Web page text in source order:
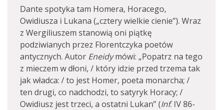
Dante spotyka tam Homera, Horacego,
Owidiusza i Lukana („cztery wielkie cienie”). Wraz
z Wergiliuszem stanowią oni piątkę
podziwianych przez Florentczyka poetów
antycznych. Autor Eneidymówi: „Popatrz na tego
z mieczem w dłoni, / który idzie przed trzema tak
jak władca: / to jest Homer, poeta monarcha; /
ten drugi, co nadchodzi, to satyryk Horacy; /
Owidiusz jest trzeci, a ostatni Lukan” (Inf. IV 86-